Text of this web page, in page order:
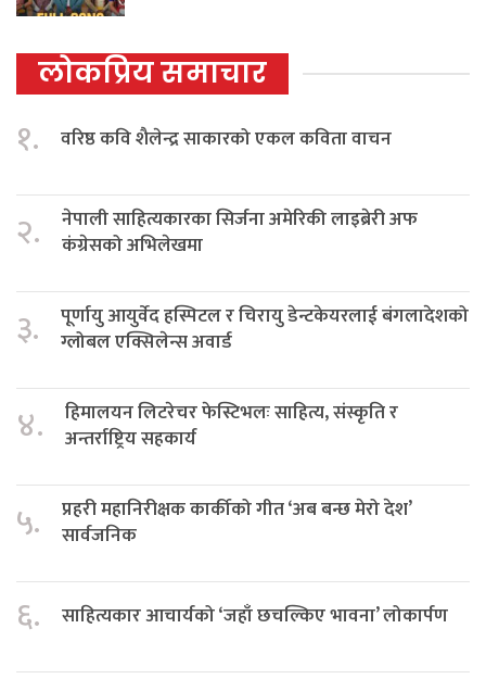
लोकप्रिय समाचार
१. वरिष्ठ कवि शैलेन्द्र साकारको एकल कविता वाचन
२.
नेपाली साहित्यकारका सिर्जना अमेरिकी लाइब्रेरी अफ
कंग्रेसको अभिलेखमा
३.
पूर्णायु आयुर्वेद हस्पिटल र चिरायु डेन्टकेयरलाई बंगलादेशको
ग्लोबल एक्सिलेन्स अवार्ड
४.
हिमालयन लिटरेचर फेस्टिभलः साहित्य, संस्कृति र
अन्तर्राष्ट्रिय सहकार्य
५.
प्रहरी महानिरीक्षक कार्कीको गीत ‘अब बन्छ मेरो देश’
सार्वजनिक
६. साहित्यकार आचार्यको ‘जहाँ छचल्किए भावना’ लोकार्पण